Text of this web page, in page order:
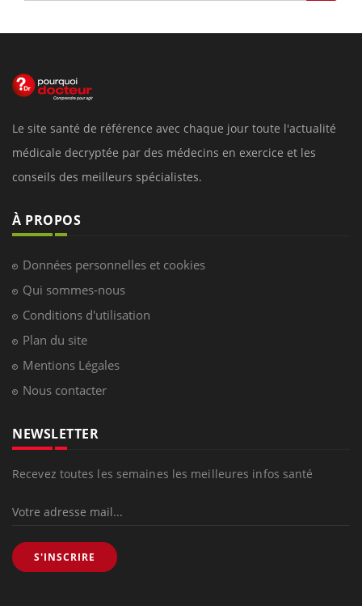
Le site santé de référence avec chaque jour toute l'actualité
médicale decryptée par des médecins en exercice et les
conseils des meilleurs spécialistes.
À PROPOS
Données personnelles et cookies
Qui sommes-nous
Conditions d'utilisation
Plan du site
Mentions Légales
Nous contacter
NEWSLETTER
Recevez toutes les semaines les meilleures infos santé
S'INSCRIRE